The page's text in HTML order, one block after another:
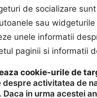
de socializare
sau
unele informatii
paginii si informatii
cookie-urile de
despre activitatea de
Daca in urma acestei